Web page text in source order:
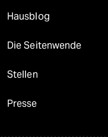
Hausblog
Die Seitenwende
Stellen
Presse